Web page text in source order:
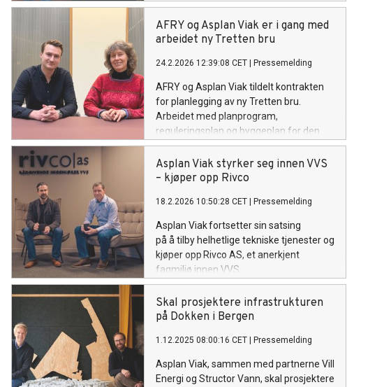
mobilitet.
AFRY og Asplan Viak er i gang med
arbeidet ny Tretten bru
24.2.2026 12:39:08 CET Pressemelding
AFRY og Asplan Viak tildelt kontrakten
for planlegging av ny Tretten bru.
Arbeidet med planprogram,
reguleringsplan og byggeplan for den
nye, permanente brua over
Gudbrandsdalslågen og E6, er allerede i
gang.
Asplan Viak styrker seg innen VVS
– kjøper opp Rivco
18.2.2026 10:50:28 CET Pressemelding
Asplan Viak fortsetter sin satsing
på å tilby helhetlige tekniske tjenester og
kjøper opp Rivco AS, et anerkjent
fagmiljø innen VVS.
Skal prosjektere infrastrukturen
på Dokken i Bergen
1.12.2025 08:00:16 CET Pressemelding
Asplan Viak, sammen med partnerne Vill
Energi og Structor Vann, skal prosjektere